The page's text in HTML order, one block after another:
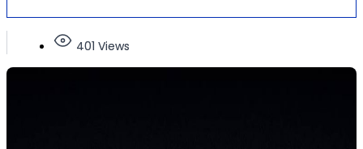
401 Views